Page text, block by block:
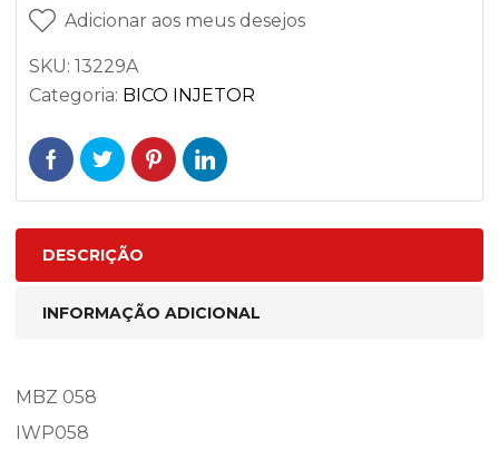
Adicionar aos meus desejos
SKU: 13229A
Categoria: BICO INJETOR
DESCRIÇÃO
INFORMAÇÃO ADICIONAL
MBZ 058
IWP058